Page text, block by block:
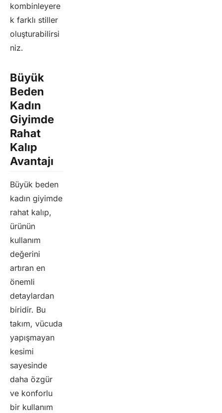
kombinleyere
k farklı stiller
oluşturabilirsi
niz.
Büyük
Beden
Kadın
Giyimde
Rahat
Kalıp
Avantajı
Büyük beden
kadın giyimde
rahat kalıp,
ürünün
kullanım
değerini
artıran en
önemli
detaylardan
biridir. Bu
takım, vücuda
yapışmayan
kesimi
sayesinde
daha özgür
ve konforlu
bir kullanım